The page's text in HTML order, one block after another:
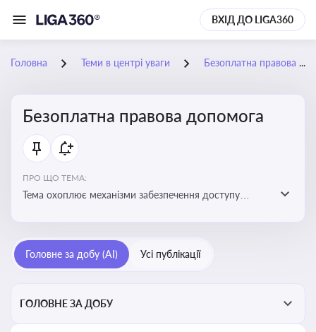
ВХІД ДО LIGA360
Головна Теми в центрі уваги Безоплатна правова допомога
Безоплатна правова допомога
ПРО ЩО ТЕМА:
Тема охоплює механізми забезпечення доступу
Головне за добу (AI) Усі публікації
ГОЛОВНЕ ЗА ДОБУ